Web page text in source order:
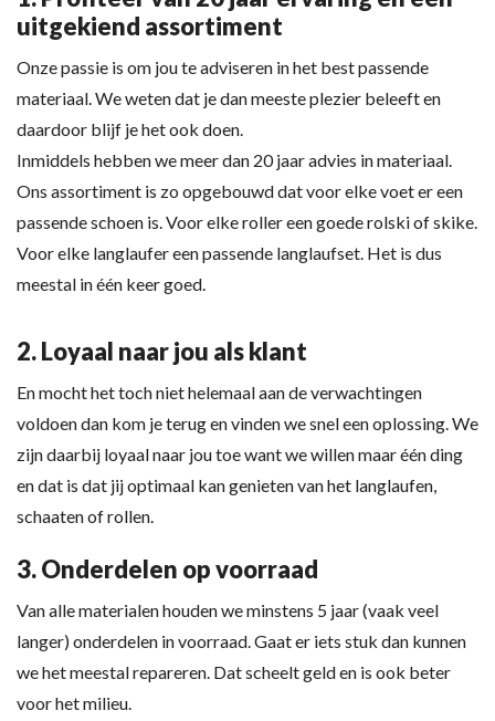
uitgekiend assortiment
Onze passie is om jou te adviseren in het best passende
materiaal. We weten dat je dan meeste plezier beleeft en
daardoor blijf je het ook doen.
Inmiddels hebben we meer dan 20 jaar advies in materiaal.
Ons assortiment is zo opgebouwd dat voor elke voet er een
passende schoen is. Voor elke roller een goede rolski of skike.
Voor elke langlaufer een passende langlaufset. Het is dus
meestal in één keer goed.
2. Loyaal naar jou als klant
En mocht het toch niet helemaal aan de verwachtingen
voldoen dan kom je terug en vinden we snel een oplossing. We
zijn daarbij loyaal naar jou toe want we willen maar één ding
en dat is dat jij optimaal kan genieten van het langlaufen,
schaaten of rollen.
3. Onderdelen op voorraad
Van alle materialen houden we minstens 5 jaar (vaak veel
langer) onderdelen in voorraad. Gaat er iets stuk dan kunnen
we het meestal repareren. Dat scheelt geld en is ook beter
voor het milieu.